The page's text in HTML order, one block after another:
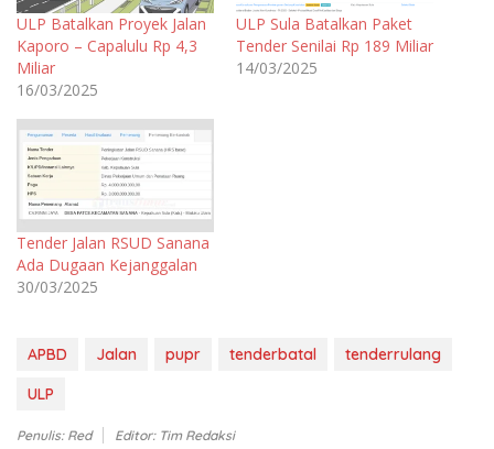
ULP Batalkan Proyek Jalan
Kaporo – Capalulu Rp 4,3
Miliar
16/03/2025
ULP Sula Batalkan Paket
Tender Senilai Rp 189 Miliar
14/03/2025
Tender Jalan RSUD Sanana
Ada Dugaan Kejanggalan
30/03/2025
APBD Jalan pupr tenderbatal
tenderrulang
ULP
Penulis: Red Editor: Tim Redaksi